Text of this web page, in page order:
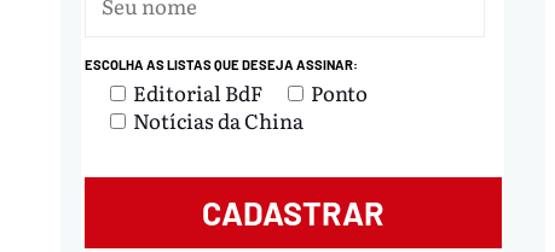
ESCOLHA AS LISTAS QUE DESEJA ASSINAR:
Editorial BdF
Ponto
Notícias da China